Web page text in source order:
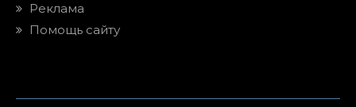
Реклама
Помощь сайту